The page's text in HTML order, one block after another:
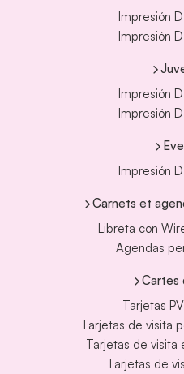
Impresión
Impresión
Impresión
Impresión
Impresión
Carnets et
Libreta con
Agendas
Cartes
Tarjetas
Tarjetas de visita
Tarjetas de visita
Tarjetas de